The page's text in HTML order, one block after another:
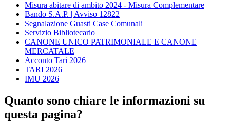
Misura abitare di ambito 2024 - Misura Complementare
Bando S.A.P. | Avviso 12822
Segnalazione Guasti Case Comunali
Servizio Bibliotecario
CANONE UNICO PATRIMONIALE E CANONE
MERCATALE
Acconto Tari 2026
TARI 2026
IMU 2026
Quanto sono chiare le informazioni su
questa pagina?